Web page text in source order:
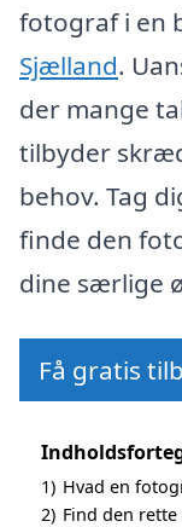
fotograf i en
Sjælland.
der mange
tilbyder
behov. Tag
finde den
dine særlige
Få gratis
1) Hvad en
2) Find den